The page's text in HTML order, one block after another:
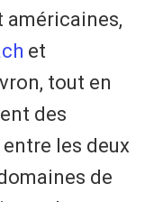
américaines,
et
tout en
des
les deux
de